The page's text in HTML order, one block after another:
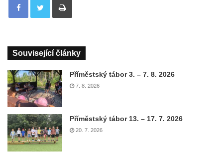
Související články
Příměstský tábor 3. – 7. 8. 2026
7. 8. 2026
Příměstský tábor 13. – 17. 7. 2026
20. 7. 2026